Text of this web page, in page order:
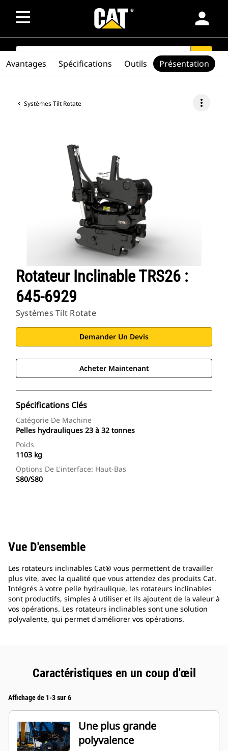
person
SEARCH search
Systèmes Tilt Rotate more_vert
Rotateur Inclinable TRS26 :
645-6929
Systèmes Tilt Rotate
Demander Un Devis
Acheter Maintenant
Spécifications Clés
Catégorie De Machine
Pelles hydrauliques 23 à 32 tonnes
Poids
1103 kg
Options De L'interface: Haut-Bas
S80/S80
Avantages Spécifications Outils Présentation
Vue D'ensemble
Les rotateurs inclinables Cat® vous permettent de travailler
plus vite, avec la qualité que vous attendez des produits Cat.
Intégrés à votre pelle hydraulique, les rotateurs inclinables
sont productifs, simples à utiliser et ils ajoutent de la valeur à
vos opérations. Les rotateurs inclinables sont une solution
polyvalente, qui permet d'améliorer vos opérations.
Caractéristiques en un coup d'œil
Affichage de 1-3 sur 6
Une plus grande
polyvalence